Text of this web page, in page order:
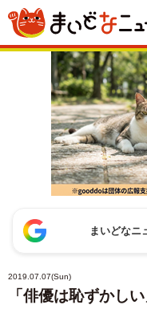
まいどなニ
2019.07.07(Sun)
「俳優は恥ずかし